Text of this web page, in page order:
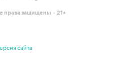
права защищены · 21+
сайта